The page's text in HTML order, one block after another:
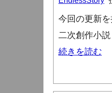
今回の更新
二次創作小説
続きを読む